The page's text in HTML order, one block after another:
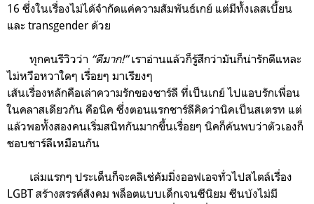
16 ซึ่งในเรื่องไม่ได้จำกัดแค่ความสัมพันธ์เกย์ แต่มีทั้งเลสเบี้ยน
และ transgender ด้วย
ทุกคนรีวิวว่า “ดีมาก!”เราอ่านแล้วก็รู้สึกว่ามันก็น่ารักดีแหละ
ไม่หวือหวาใดๆ เรื่อยๆ มาเรียงๆ
เส้นเรื่องหลักคือเล่าความรักของชาร์ลี ที่เป็นเกย์ ไปแอบรักเพื่อน
ในคลาสเดียวกัน คือนิค ซึ่งตอนแรกชาร์ลีคิดว่านิคเป็นสเตรท แต่
แล้วพอทั้งสองคนเริ่มสนิทกันมากขึ้นเรื่อยๆ นิคก็ค้นพบว่าตัวเองก็
ชอบชาร์ลีเหมือนกัน
เล่มแรกๆ ประเด็นก็จะคลิเช่คัมมิ่งออฟเอจทั่วไปสไตล์เรื่อง
LGBT สร้างสรรค์สังคม พล็อตแบบเด็กเจนซีนิยม ซีนบ้งไม่มี